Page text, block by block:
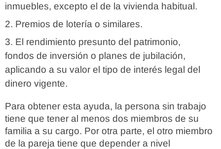
inmuebles, excepto el de la vivienda habitual.
Premios de lotería o similares.
El rendimiento presunto del patrimonio,
fondos de inversión o planes de jubilación,
aplicando a su valor el tipo de interés legal del
dinero vigente.
Para obtener esta ayuda, la persona sin trabajo
tiene que tener al menos dos miembros de su
familia a su cargo. Por otra parte, el otro miembro
de la pareja tiene que depender a nivel